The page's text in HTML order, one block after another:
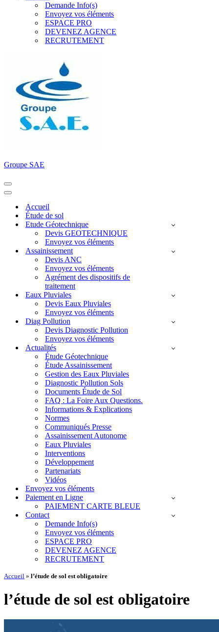
Demande Info(s)
Envoyez vos éléments
ESPACE PRO
DEVENEZ AGENCE
RECRUTEMENT
Groupe SAE
Menu
de
Menu
navigationAccueil
Étude de sol
Etude Géotechnique
Devis GEOTECHNIQUE
Envoyez vos éléments
Assainissement
Devis ANC
Envoyez vos éléments
Agrément des dispositifs de
traitement
Eaux Pluviales
Devis Eaux Pluviales
Envoyez vos éléments
Diag Pollution
Devis Diagnostic Pollution
Envoyez vos éléments
Actualités
Étude Géotechnique
Étude Assainissement
Gestion des Eaux Pluviales
Diagnostic Pollution Sols
Documents Étude de Sol
FAQ : La Foire Aux Questions.
Informations & Explications
Normes
Communiqués Presse
Assainissement Autonome
Eaux Pluviales
Interventions
Développement
Partenariats
Vidéos
Envoyez vos éléments
Paiement en Ligne
PAIEMENT CARTE BLEUE
Contact
Demande Info(s)
Envoyez vos éléments
ESPACE PRO
DEVENEZ AGENCE
RECRUTEMENT
Accueil » l’étude de sol est obligatoire
l’étude de sol est obligatoire